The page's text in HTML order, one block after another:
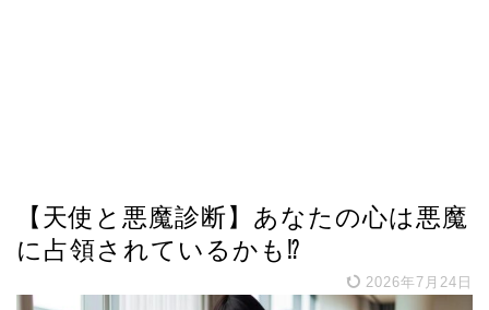
【天使と悪魔診断】あなたの心は悪魔
に占領されているかも⁉
2026年7月24日